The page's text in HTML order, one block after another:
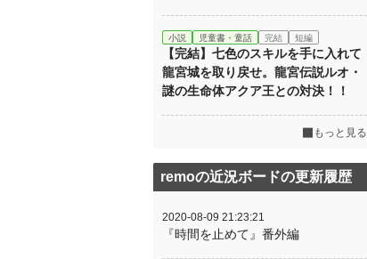
小説 児童書・童話 完結 短編
【完結】七色のスキルを手に入れて
龍宮城を取り戻せ。龍宮伝説ルオ・
謎の生命体アクア王との対決！！
もっと見る
remoの近況ボードの更新履歴
2020-08-09 21:23:21
『時間を止めて』番外編